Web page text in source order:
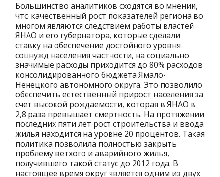
Большинство аналитиков сходятся во мнении,
что качественный рост показателей региона во
многом являются следствием работы властей
ЯНАО и его губернатора, которые сделали
ставку на обеспечение достойного уровня
соцнужд населения частности, на социально
значимые расходы приходится до 80% расходов
консолидированного бюджета Ямало-
Ненецкого автономного округа. Это позволило
обеспечить естественный прирост населения за
счет высокой рождаемости, которая в ЯНАО в
2,8 раза превышает смертность. На протяжении
последних пяти лет рост строительства и ввода
жилья находится на уровне 20 процентов. Такая
политика позволила полностью закрыть
проблему ветхого и аварийного жилья,
получившего такой статус до 2012 года. В
настоящее время округ является одним из двух